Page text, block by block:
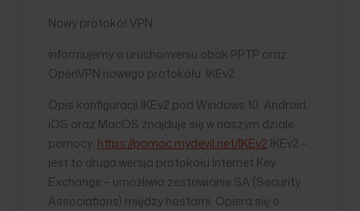
Nowy protokół VPN
informujemy o uruchomieniu obok PPTP oraz
OpenVPN nowego protokołu: IKEv2
Opis konfiguracji IKEv2 pod Windows 10, Android,
iOS oraz MacOS znajduje się w naszym dziale
pomocy: https://pomoc.mydevil.net/IKEv2 .IKEv2 –
jest to druga wersja protokołu Internet Key
Exchange – umożliwia zestawianie SA (Security
Associations) między hostami. Opiera się o